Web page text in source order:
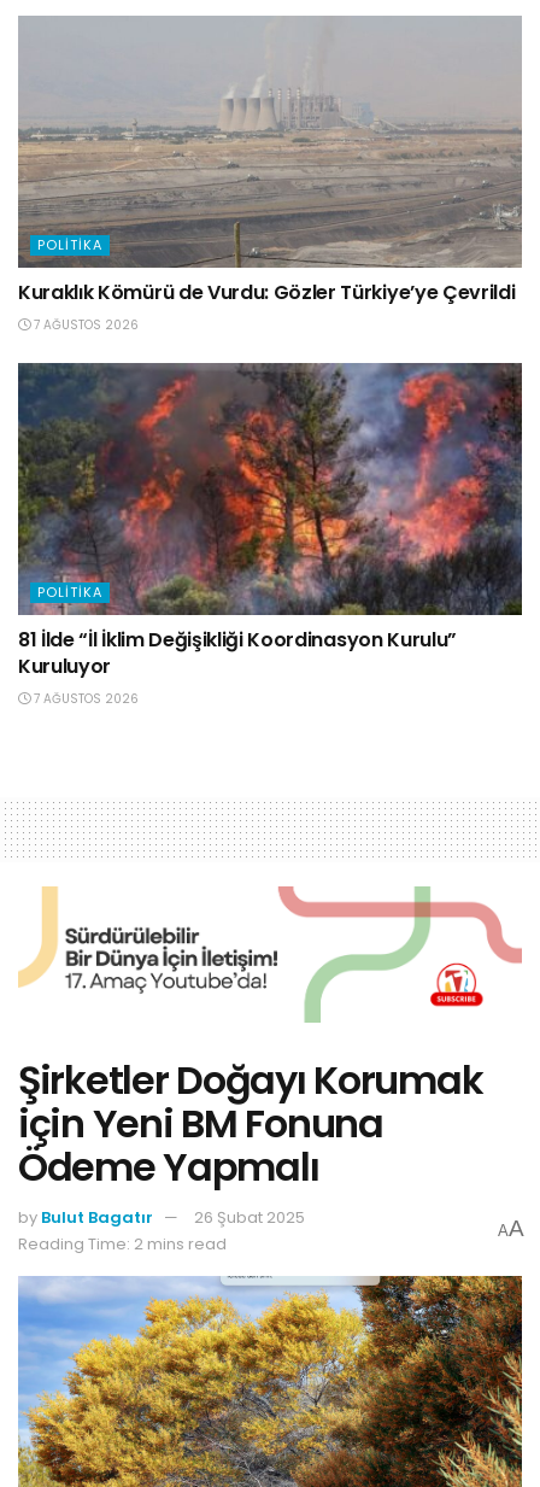
POLITIKA
Kuraklık Kömürü de Vurdu: Gözler Türkiye’ye Çevrildi
7 AĞUSTOS 2026
POLITIKA
81 İlde “İl İklim Değişikliği Koordinasyon Kurulu”
Kuruluyor
7 AĞUSTOS 2026
Şirketler Doğayı Korumak
için Yeni BM Fonuna
Ödeme Yapmalı
by Bulut Bagatır
26 Şubat 2025
Reading Time: 2 mins read
AA